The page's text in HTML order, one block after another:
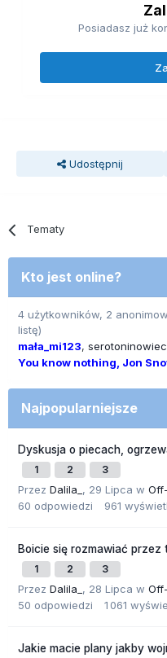
Posiadasz już
Udostępnij
Tematy
Kto jest online?
4 użytkowników, 2
listę)
mała_mi123 serotoninowiec
You know nothing, Jon
Najpopularniejsze
Dyskusja o piecach,
1 2 3
Przez Dalila_ , 29 Lipca w
60 odpowiedzi 961
Boicie się rozmawiać przez
1 2 3
Przez Dalila_ , 28 Lipca w
50 odpowiedzi 1 061
Jakie macie plany jakby